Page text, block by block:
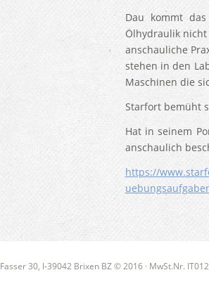
Dau kommt
Ölhydraulik
anschauliche
stehen in den
Maschinen die
Starfort bemüht
Hat in seinem
anschaulich
https://
Fasser 30, I-39042 Brixen BZ © 2016 · MwSt.Nr.